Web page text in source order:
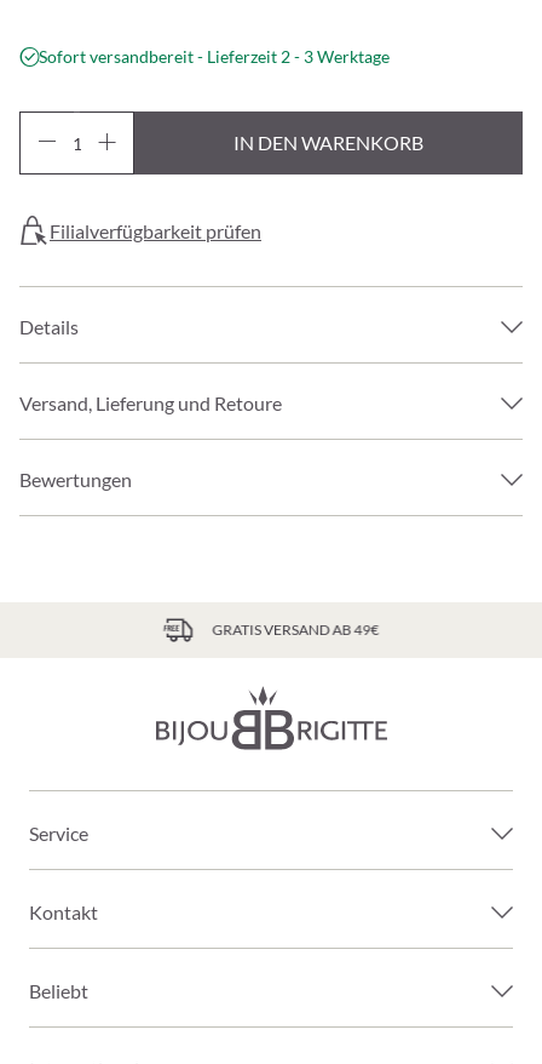
Sofort versandbereit - Lieferzeit 2 - 3 Werktage
IN DEN WARENKORB
Filialverfügbarkeit prüfen
Details
Versand, Lieferung und Retoure
Bewertungen
GRATIS VERSAND AB 49€
Service
Kontakt
Beliebt